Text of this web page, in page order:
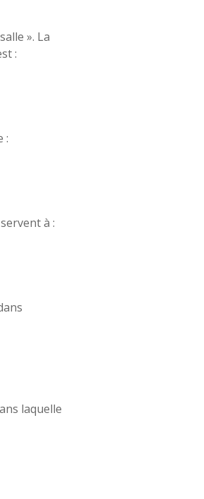
». La
:
:
à :
laquelle